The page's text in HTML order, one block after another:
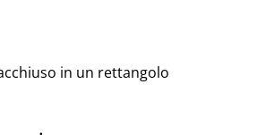
in un rettangolo